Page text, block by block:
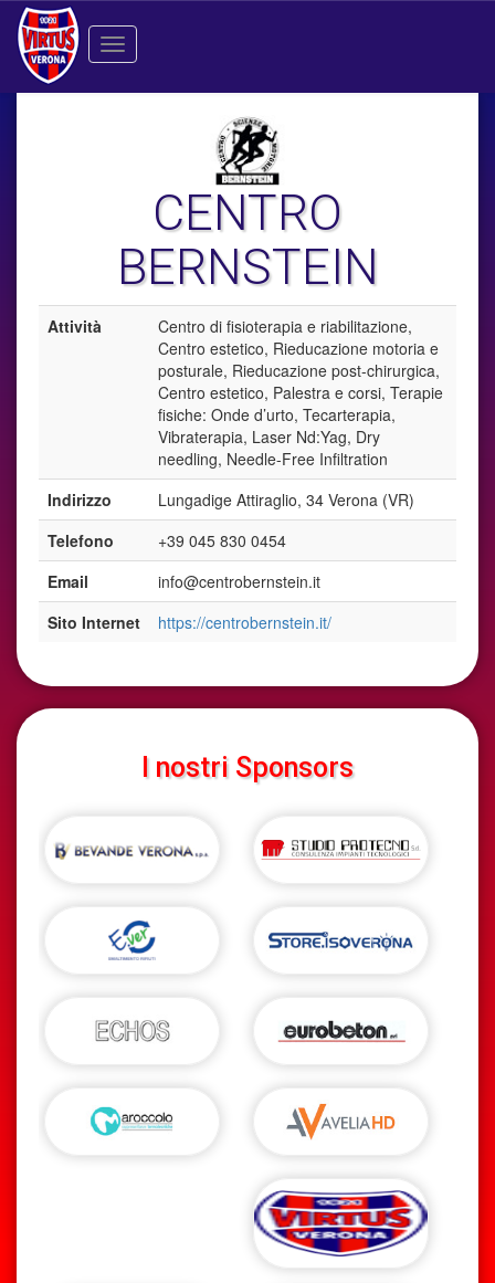
Toggle
navigation
CENTRO
BERNSTEIN
Attività
Centro di fisioterapia e riabilitazione,
Centro estetico, Rieducazione motoria e
posturale, Rieducazione post-chirurgica,
Centro estetico, Palestra e corsi, Terapie
fisiche: Onde d’urto, Tecarterapia,
Vibraterapia, Laser Nd:Yag, Dry
needling, Needle-Free Infiltration
Indirizzo
Lungadige Attiraglio, 34 Verona (VR)
Telefono
+39 045 830 0454
Email
info@centrobernstein.it
Sito Internet
https://centrobernstein.it/
I nostri Sponsors